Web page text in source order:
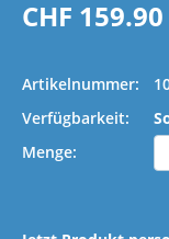
CHF 159.90
Artikelnummer:
Verfügbarkeit:
Menge: